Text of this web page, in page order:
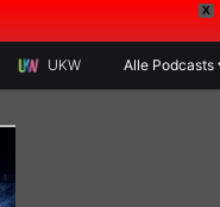
X
UKW Alle Podcasts